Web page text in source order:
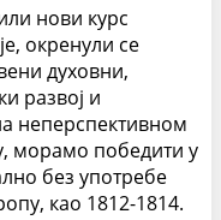
нови курс
окренули се
духовни,
развој и
неперспективном
морамо победити у
без употребе
као 1812-1814.